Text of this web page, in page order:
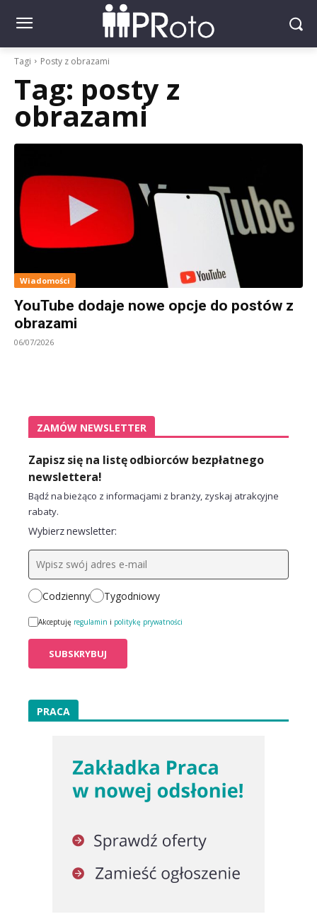
Tagi Posty z obrazami
Tag: posty z
obrazami
Wiadomości
YouTube dodaje nowe opcje do postów z
obrazami
06/07/2026
ZAMÓW NEWSLETTER
Zapisz się na listę odbiorców bezpłatnego
newslettera!
Bądź na bieżąco z informacjami z branży, zyskaj atrakcyjne
rabaty.
Wybierz newsletter:
Codzienny Tygodniowy
Akceptuję regulamin i politykę prywatności
PRACA